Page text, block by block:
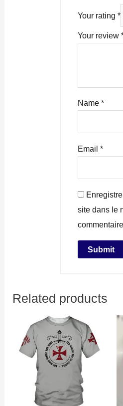
Your rating*
Your review
Name*
Email*
site dans le
Related products